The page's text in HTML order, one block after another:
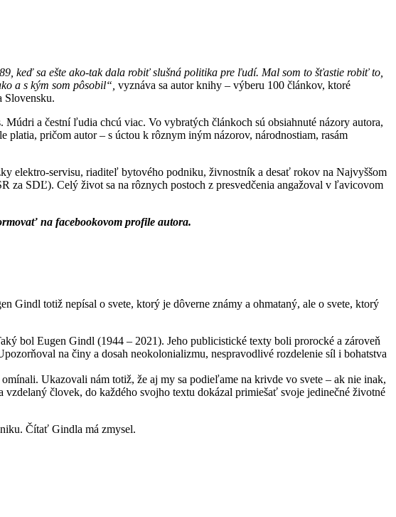
keď sa ešte ako-tak dala robiť slušná politika pre ľudí. Mal som to šťastie robiť to,
a s kým som pôsobil“, vyznáva sa autor knihy – výberu 100 článkov, ktoré
Slovensku.
a čestní ľudia chcú viac. Vo vybratých článkoch sú obsiahnuté názory autora,
pričom autor – s úctou k rôznym iným názorov, národnostiam, rasám
elektro-servisu, riaditeľ bytového podniku, živnostník a desať rokov na Najvyššom
za SDĽ). Celý život sa na rôznych postoch z presvedčenia angažoval v ľavicovom
na facebookovom profile autora.
Gindl totiž nepísal o svete, ktorý je dôverne známy a ohmataný, ale o svete, ktorý
bol Eugen Gindl (1944 – 2021). Jeho publicistické texty boli prorocké a zároveň
na činy a dosah neokolonializmu, nespravodlivé rozdelenie síl i bohatstva
Ukazovali nám totiž, že aj my sa podieľame na krivde vo svete – ak nie inak,
človek, do každého svojho textu dokázal primiešať svoje jedinečné životné
Čítať Gindla má zmysel.